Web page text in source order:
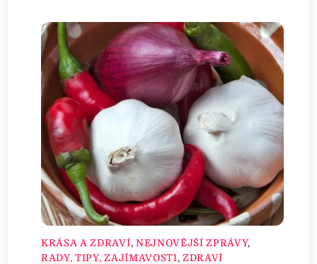
KRÁSA A ZDRAVÍ, NEJNOVĚJŠÍ ZPRÁVY,
RADY, TIPY, ZAJÍMAVOSTI, ZDRAVÍ